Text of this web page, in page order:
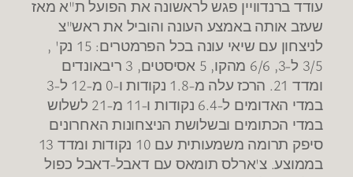
עודד ברנדוויין פגש לראשונה את הפועל ת"א מאז
שעזב אותה באמצע העונה והוביל את ראש"צ
לניצחון עם שיאי עונה בכל הפרמטרים: 15 נק' ,
3/5 ל-3, 6/6 מהקו, 5 אסיסטים, 3 ריבאונדים
ומדד 21. הרכז עלה מ-1.8 נקודות ו-0 מ-12 ל-3
במדי האדומים ל-6.4 נקודות ו-11 מ-21 לשלוש
במדי הכתומים ובשלושת הניצחונות האחרונים
סיפק תרומה משמעותית עם 10 נקודות ומדד 13
בממוצע. צ'ארלס תומאס עם דאבל-דאבל כפול